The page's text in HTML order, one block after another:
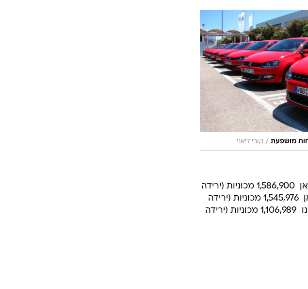
מושפעת / קובי ליאני
יתר יצרני הרכב שסוגרים את העשירייה הראשונה הם: PSA פיג'ו-סיטרואן  1,586,900 מכוניות (ירידה
של 14 אחוזים); הונדה  1,586,000 מכונית (ירידה של 21.6 אחוזים); ניסאן  1,545,976 מכוניות (ירידה
של 23.2 אחוזים); סוזוקי  1,152,000 מכוניות (ירידה של 10.2 אחוזים); רנו  1,106,989 מכוניות (ירידה